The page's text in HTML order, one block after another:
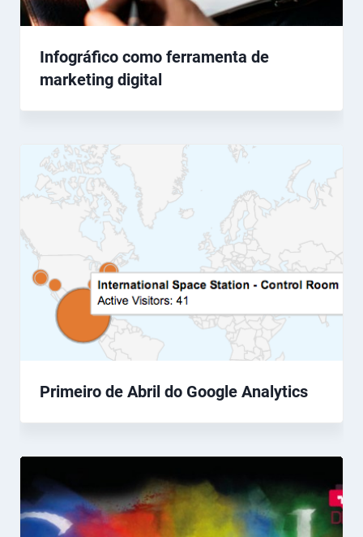
Infográfico como ferramenta de
marketing digital
Primeiro de Abril do Google Analytics